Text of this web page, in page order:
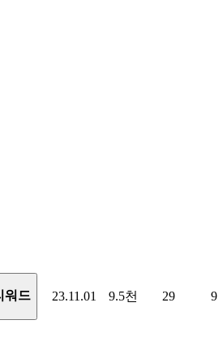
워드 23.11.01 9.5천 29 9